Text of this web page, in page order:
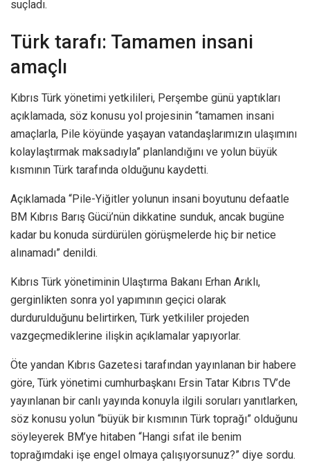
suçladı.
Türk tarafı: Tamamen insani
amaçlı
Kıbrıs Türk yönetimi yetkilileri, Perşembe günü yaptıkları
açıklamada, söz konusu yol projesinin “tamamen insani
amaçlarla, Pile köyünde yaşayan vatandaşlarımızın ulaşımını
kolaylaştırmak maksadıyla” planlandığını ve yolun büyük
kısmının Türk tarafında olduğunu kaydetti.
Açıklamada “Pile-Yiğitler yolunun insani boyutunu defaatle
BM Kıbrıs Barış Gücü’nün dikkatine sunduk, ancak bugüne
kadar bu konuda sürdürülen görüşmelerde hiç bir netice
alınamadı” denildi.
Kıbrıs Türk yönetiminin Ulaştırma Bakanı Erhan Arıklı,
gerginlikten sonra yol yapımının geçici olarak
durdurulduğunu belirtirken, Türk yetkililer projeden
vazgeçmediklerine ilişkin açıklamalar yapıyorlar.
Öte yandan Kıbrıs Gazetesi tarafından yayınlanan bir habere
göre, Türk yönetimi cumhurbaşkanı Ersin Tatar Kıbrıs TV’de
yayınlanan bir canlı yayında konuyla ilgili soruları yanıtlarken,
söz konusu yolun “büyük bir kısmının Türk toprağı” olduğunu
söyleyerek BM’ye hitaben “Hangi sıfat ile benim
toprağımdaki işe engel olmaya çalışıyorsunuz?” diye sordu.